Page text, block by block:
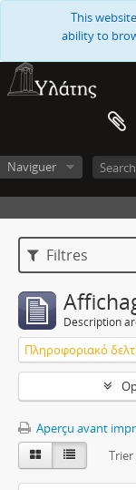
This
ability to
Naviguer
Filtres
Description
Πληροφοριακό
Aperçu avant